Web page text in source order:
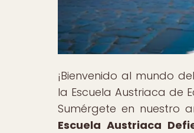
¡Bienvenido al mundo del
la Escuela Austriaca de
Sumérgete en nuestro
Escuela Austriaca